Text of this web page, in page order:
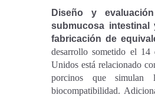
Diseño y
submucosa intestinal
fabricación de
desarrollo sometido el 14
Unidos está relacionado
porcinos que simulan
biocompatibilidad.